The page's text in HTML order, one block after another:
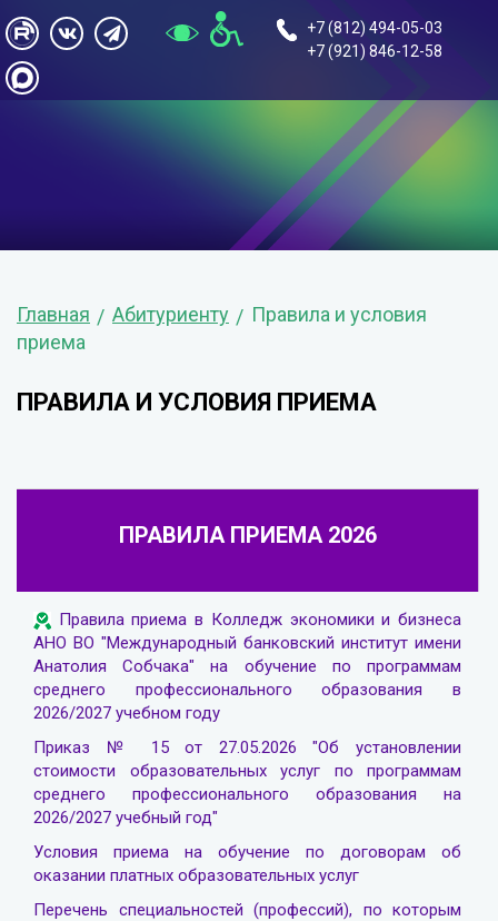
+7 (812) 494-05-03
+7 (921) 846-12-58
Главная Абитуриенту
Правила и условия
приема
ПРАВИЛА И УСЛОВИЯ ПРИЕМА
ПРАВИЛА ПРИЕМА 2026
Правила приема в Колледж экономики и бизнеса
АНО ВО "Международный банковский институт имени
Анатолия Собчака" на обучение по программам
среднего профессионального образования в
2026/2027 учебном году
Приказ № 15 от 27.05.2026 "Об установлении
стоимости образовательных услуг по программам
среднего профессионального образования на
2026/2027 учебный год"
Условия приема на обучение по договорам об
оказании платных образовательных услуг
Перечень специальностей (профессий), по которым